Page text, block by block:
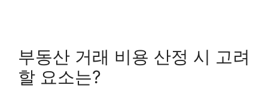
부동산 거래 비용 산정 시 고려
할 요소는?